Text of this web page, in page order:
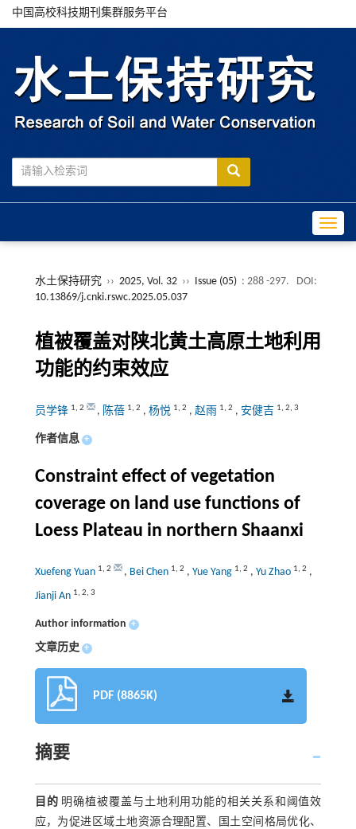
中国高校科技期刊集群服务平台
水土保持研究 ›› 2025, Vol. 32 ›› Issue (05) : 288 -297.
DOI:
10.13869/j.cnki.rswc.2025.05.037
植被覆盖对陕北黄土高原土地利用
功能的约束效应
员学锋 1, 2 , 陈蓓 1, 2 , 杨悦 1, 2 , 赵雨 1, 2 , 安健吉 1, 2, 3
作者信息 +
Constraint effect of vegetation
coverage on land use functions of
Loess Plateau in northern Shaanxi
Xuefeng Yuan 1, 2 , Bei Chen 1, 2 , Yue Yang 1, 2 , Yu Zhao 1, 2 ,
Jianji An 1, 2, 3
Author information +
文章历史 +
PDF (8865K)
摘要
目的 明确植被覆盖与土地利用功能的相关关系和阈值效
应，为促进区域土地资源合理配置、国土空间格局优化、